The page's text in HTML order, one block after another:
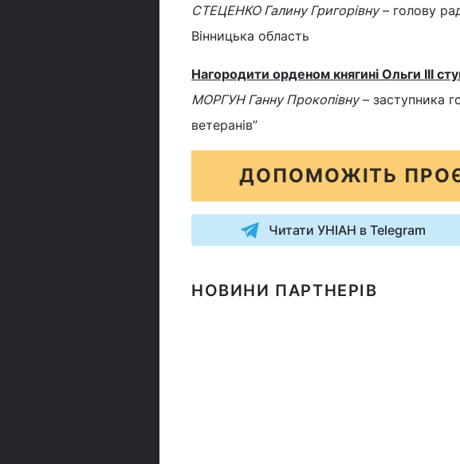
СТЕЦЕНКО Галину Григорівну– голову
Вінницька область
Нагородити орденом княгині Ольги III
МОРГУН Ганну Прокопівну– заступника
ветеранів”
ДОПОМОЖІТЬ
Читати УНІАН в Telegram
НОВИНИ ПАРТНЕРІВ